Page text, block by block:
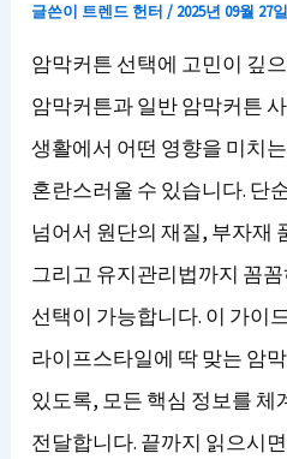
글쓴이 트렌드 헌터/ 2025년 09월 27일
암막커튼 선택에 고민이 깊
암막커튼과 일반 암막커튼
생활에서 어떤 영향을 미치
혼란스러울 수 있습니다. 단
넘어서 원단의 재질, 부자재
그리고 유지관리법까지 꼼
선택이 가능합니다. 이 가이
라이프스타일에 딱 맞는 암
있도록, 모든 핵심 정보를 체
전달합니다. 끝까지 읽으시